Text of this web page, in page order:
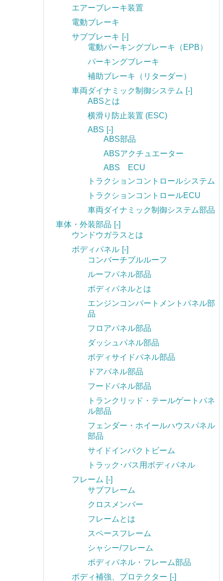
エアーブレーキ装置
電動ブレーキ
サブブレーキ [-]
電動パーキングブレーキ（EPB）
パーキングブレーキ
補助ブレーキ（リターダー）
車両ダイナミック制御システム [-]
ABSとは
横滑り防止装置 (ESC)
ABS [-]
ABS部品
ABSアクチュエーター
ABS ECU
トラクションコントロールシステム
トラクションコントロールECU
車両ダイナミック制御システム部品
車体・外装部品 [-]
ウンドウガラスとは
ボディパネル [-]
コンバーチブルルーフ
ルーフパネル部品
ボディパネルとは
エンジンコンパートメントパネル部
品
フロアパネル部品
ダッシュパネル部品
ボディサイドパネル部品
ドアパネル部品
フードパネル部品
トランクリッド・テールゲートパネ
ル部品
フェンダー・ホイールハウスパネル
部品
サイドインパクトビーム
トラック･バス用ボディパネル
フレーム [-]
サブフレーム
クロスメンバー
フレームとは
スペースフレーム
シャシー/フレーム
ボディパネル・フレーム部品
ボディ補強、プロテクター [-]